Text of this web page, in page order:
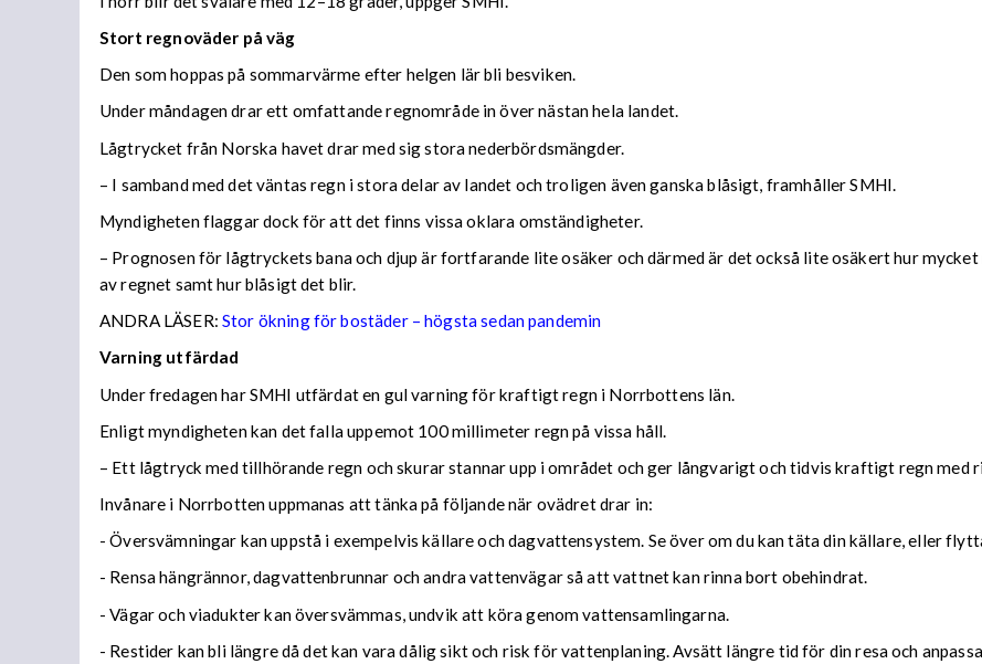
Stort regnoväder på väg
Den som hoppas på sommarvärme efter helgen lär bli besviken.
Under måndagen drar ett omfattande regnområde in över nästan hela landet.
Lågtrycket från Norska havet drar med sig stora nederbördsmängder.
– I samband med det väntas regn i stora delar av landet och troligen även ganska blåsigt, framhåller SMHI.
Myndigheten flaggar dock för att det finns vissa oklara omständigheter.
– Prognosen för lågtryckets bana och djup är fortfarande lite osäker och därmed är det också lite osäkert hur
av regnet samt hur blåsigt det blir.
ANDRA LÄSER: Stor ökning för bostäder – högsta sedan pandemin
Varning utfärdad
Under fredagen har SMHI utfärdat en gul varning för kraftigt regn i Norrbottens län.
Enligt myndigheten kan det falla uppemot 100 millimeter regn på vissa håll.
– Ett lågtryck med tillhörande regn och skurar stannar upp i området och ger långvarigt och tidvis kraftigt regn
Invånare i Norrbotten uppmanas att tänka på följande när ovädret drar in:
- Översvämningar kan uppstå i exempelvis källare och dagvattensystem. Se över om du kan täta din källare, eller
- Rensa hängrännor, dagvattenbrunnar och andra vattenvägar så att vattnet kan rinna bort obehindrat.
- Vägar och viadukter kan översvämmas, undvik att köra genom vattensamlingarna.
- Restider kan bli längre då det kan vara dålig sikt och risk för vattenplaning. Avsätt längre tid för din resa och